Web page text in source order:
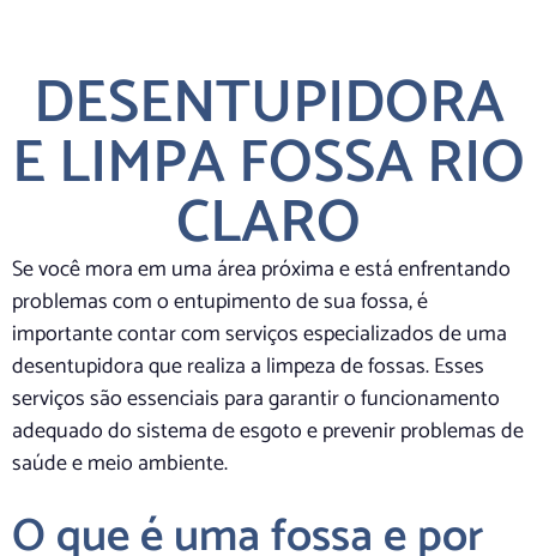
DESENTUPIDORA
E LIMPA FOSSA RIO
CLARO
Se você mora em uma área próxima e está enfrentando
problemas com o entupimento de sua fossa, é
importante contar com serviços especializados de uma
desentupidora que realiza a limpeza de fossas. Esses
serviços são essenciais para garantir o funcionamento
adequado do sistema de esgoto e prevenir problemas de
saúde e meio ambiente.
O que é uma fossa e por